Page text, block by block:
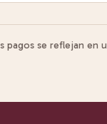
pagos se reflejan en